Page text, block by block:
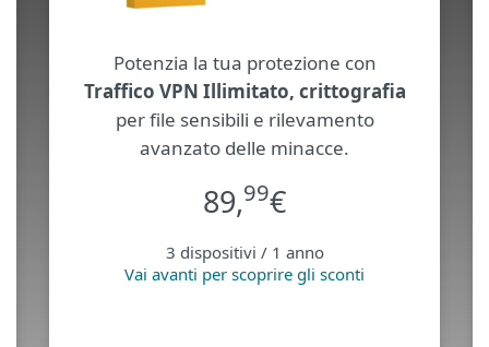
Potenzia la tua protezione con
Traffico VPN Illimitato, crittografia
per file sensibili e rilevamento
avanzato delle minacce.
89,99€
3 dispositivi / 1 anno
Vai avanti per scoprire gli sconti